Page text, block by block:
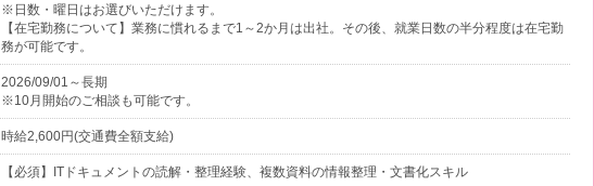
※日数・曜日はお選びいただけます。
【在宅勤務について】業務に慣れるまで1～2か月は出社。その後、就業日数の半分程度は在宅勤
務が可能です。
2026/09/01～長期
※10月開始のご相談も可能です。
時給2,600円(交通費全額支給)
【必須】ITドキュメントの読解・整理経験、複数資料の情報整理・文書化スキル